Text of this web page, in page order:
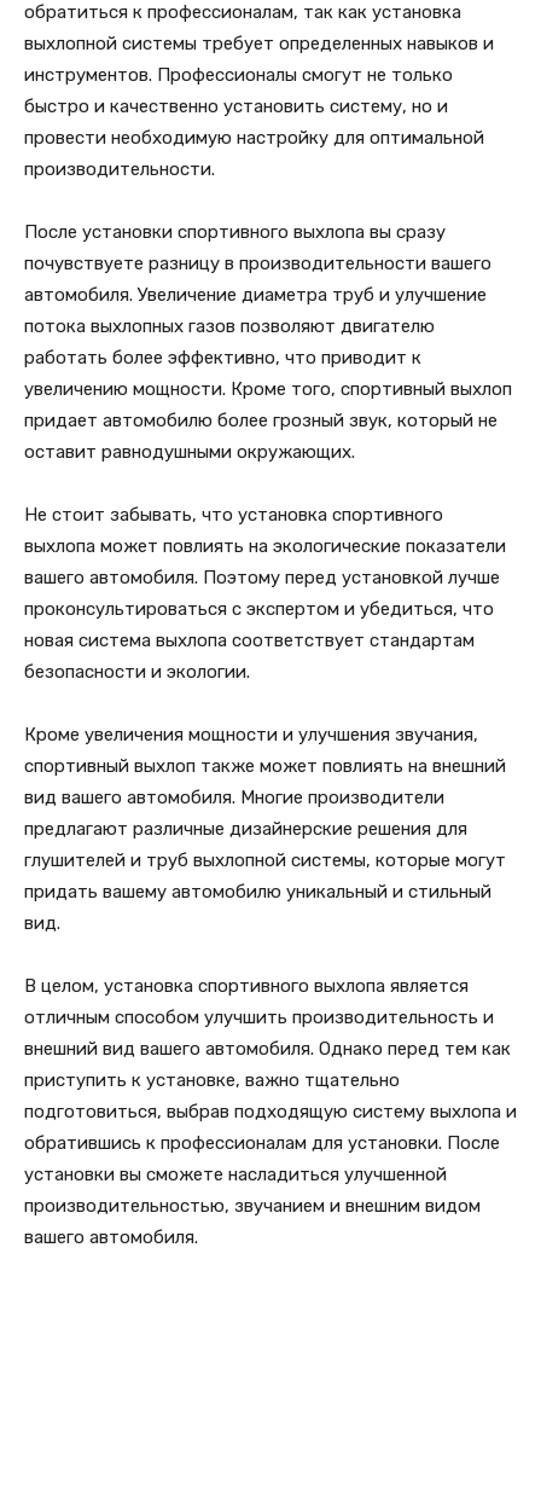
обратиться к профессионалам, так как установка
выхлопной системы требует определенных навыков и
инструментов. Профессионалы смогут не только
быстро и качественно установить систему, но и
провести необходимую настройку для оптимальной
производительности.
После установки спортивного выхлопа вы сразу
почувствуете разницу в производительности вашего
автомобиля. Увеличение диаметра труб и улучшение
потока выхлопных газов позволяют двигателю
работать более эффективно, что приводит к
увеличению мощности. Кроме того, спортивный выхлоп
придает автомобилю более грозный звук, который не
оставит равнодушными окружающих.
Не стоит забывать, что установка спортивного
выхлопа может повлиять на экологические показатели
вашего автомобиля. Поэтому перед установкой лучше
проконсультироваться с экспертом и убедиться, что
новая система выхлопа соответствует стандартам
безопасности и экологии.
Кроме увеличения мощности и улучшения звучания,
спортивный выхлоп также может повлиять на внешний
вид вашего автомобиля. Многие производители
предлагают различные дизайнерские решения для
глушителей и труб выхлопной системы, которые могут
придать вашему автомобилю уникальный и стильный
вид.
В целом, установка спортивного выхлопа является
отличным способом улучшить производительность и
внешний вид вашего автомобиля. Однако перед тем как
приступить к установке, важно тщательно
подготовиться, выбрав подходящую систему выхлопа и
обратившись к профессионалам для установки. После
установки вы сможете насладиться улучшенной
производительностью, звучанием и внешним видом
вашего автомобиля.